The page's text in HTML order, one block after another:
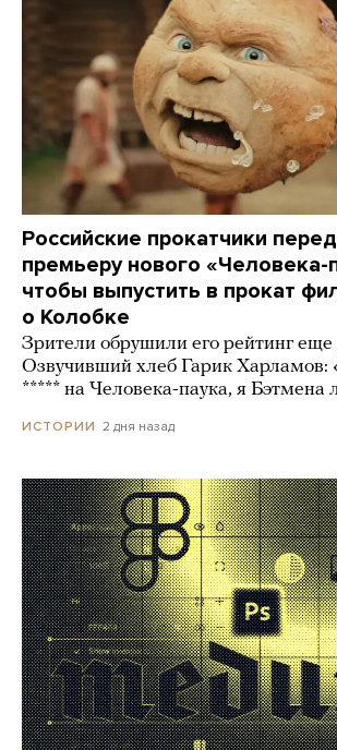
Российские прокатчики
премьеру нового «Человека-
чтобы выпустить в прокат
о Колобке
Зрители обрушили его рейтинг
Озвучивший хлеб Гарик Харламов:
***** на Человека-паука, я Бэтмена
ИСТОРИИ 2 дня назад